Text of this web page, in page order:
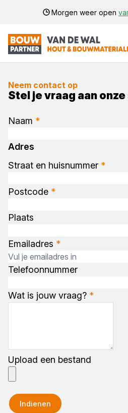
Morgen weer open
Neem contact op
Stel je vraag aan
Naam *
Adres
Straat en huisnummer *
Postcode *
Plaats
Emailadres *
Telefoonnummer
Wat is jouw vraag? *
Upload een bestand
Indienen